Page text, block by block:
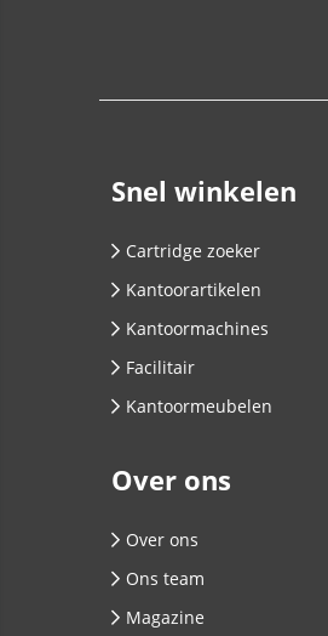
Snel winkelen
Cartridge zoeker
Kantoorartikelen
Kantoormachines
Facilitair
Kantoormeubelen
Over ons
Over ons
Ons team
Magazine